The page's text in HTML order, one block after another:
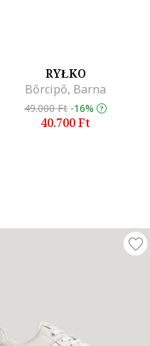
RYŁKO
Bőrcipő, Barna
49.000 Ft -16%
40.700 Ft